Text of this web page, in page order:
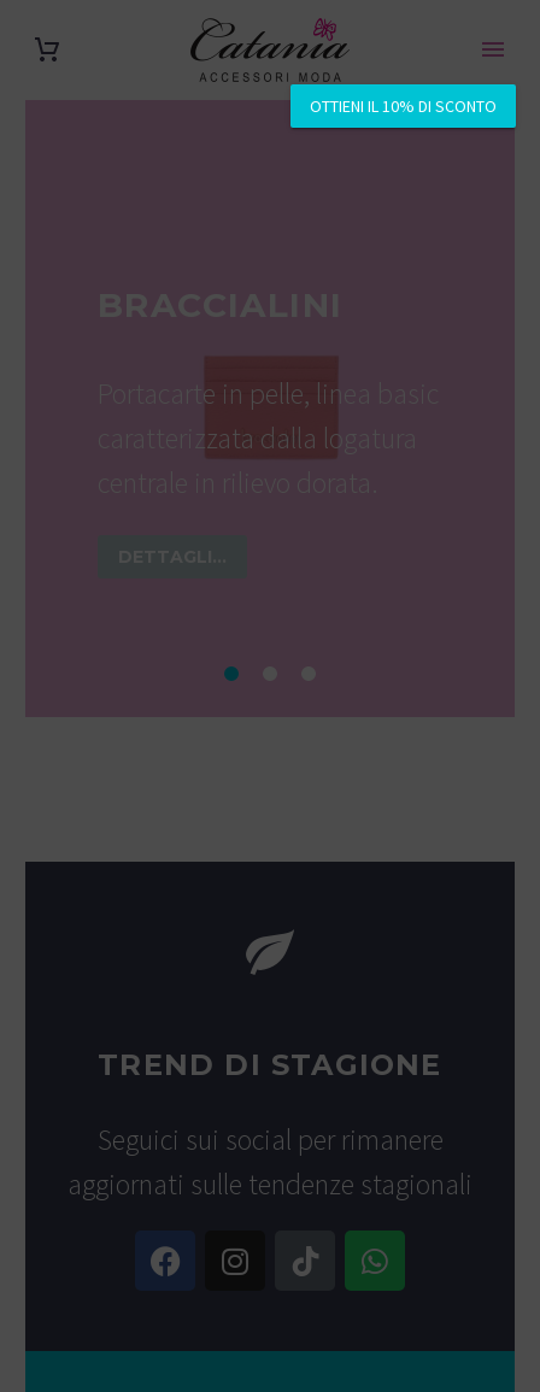
OTTIENI IL 10% DI SCONTO
BRACCIALINI
Portacarte in pelle, linea basic
caratterizzata dalla logatura
centrale in rilievo dorata.
TREND DI STAGIONE
Seguici sui social per rimanere
aggiornati sulle tendenze stagionali